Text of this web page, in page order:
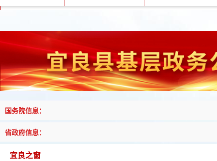
国务院信息：
省政府信息：
宜良之窗